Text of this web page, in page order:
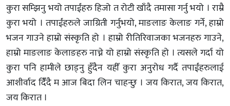
कुरा सम्झिनु भयो तपाईंहरु हिजो त रोटी खाँदै तमासा गर्नु भयो । राम्रै
कुरा भयो । तपाईंहरुले जाग्रिती गर्नुभयो, माङलाङ केलाङ गर्ने, हाम्रो
भजन गाउने हाम्रो संस्कृति हो । हाम्रो रीतिरिवाजका भजनहरु गाउने,
हाम्रो माङलाङ केलाङहरु नाच्ने यो हाम्रो संस्कृति हो । त्यसले गर्दा यो
कुरा पनि हामीले छाड्नु हुँदैन यहीँ कुरा अनुरोध गर्दै तपाईंहरुलाई
आशीर्वाद दिंँदै म आज बिदा लिन चाहन्छु । जय किरात, जय किरात,
जय किरात ।